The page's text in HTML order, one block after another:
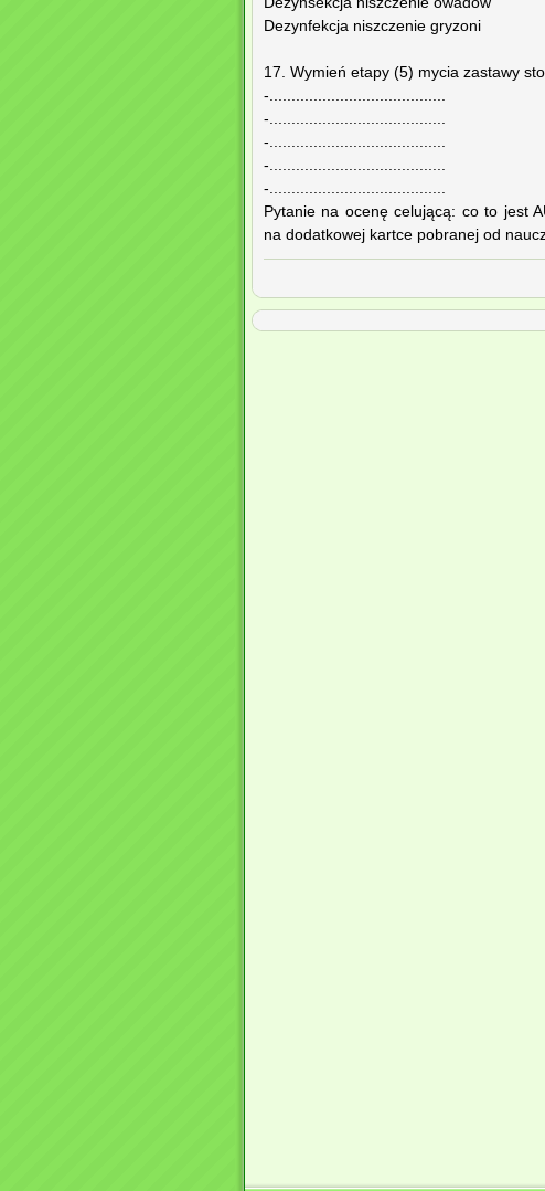
Dezynfekcja niszczenie gryzoni
17. Wymień etapy (5) mycia zastawy
-........................................
-........................................
-........................................
-........................................
-........................................
Pytanie na ocenę celującą: co to jest
na dodatkowej kartce pobranej od